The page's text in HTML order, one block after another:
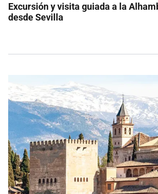
Excursión y visita guiada a la
desde Sevilla